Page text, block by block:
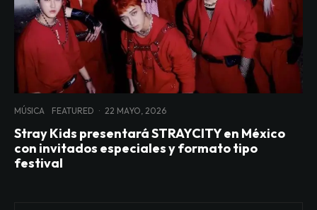
MÚSICA FEATURED · 22 MAYO, 2026
Stray Kids presentará STRAYCITY en México
con invitados especiales y formato tipo
festival